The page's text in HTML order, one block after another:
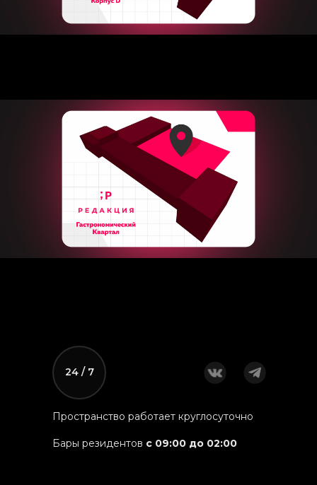
24 / 7
Пространство работает круглосуточно
Бары резидентов с 09:00 до 02:00